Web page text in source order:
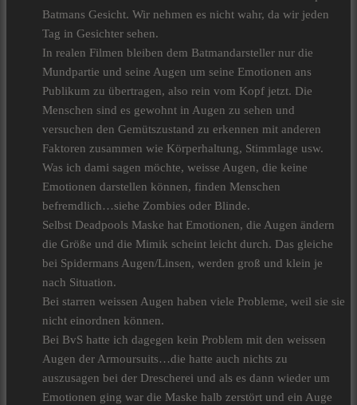
Batmans Gesicht. Wir nehmen es nicht wahr, da wir jeden
Tag in Gesichter sehen.
In realen Filmen bleiben dem Batmandarsteller nur die
Mundpartie und seine Augen um seine Emotionen ans
Publikum zu übertragen, also rein vom Kopf jetzt. Die
Menschen sind es gewohnt in Augen zu sehen und
versuchen den Gemütszustand zu erkennen mit anderen
Faktoren zusammen wie Körperhaltung, Stimmlage usw.
Was ich dami sagen möchte, weisse Augen, die keine
Emotionen darstellen können, finden Menschen
befremdlich…siehe Zombies oder Blinde.
Selbst Deadpools Maske hat Emotionen, die Augen ändern
die Größe und die Mimik scheint leicht durch. Das gleiche
bei Spidermans Augen/Linsen, werden groß und klein je
nach Situation.
Bei starren weissen Augen haben viele Probleme, weil sie sie
nicht einordnen können.
Bei BvS hatte ich dagegen kein Problem mit den weissen
Augen der Armoursuits…die hatte auch nichts zu
auszusagen bei der Drescherei und als es dann wieder um
Emotionen ging war die Maske halb zerstört und ein Auge